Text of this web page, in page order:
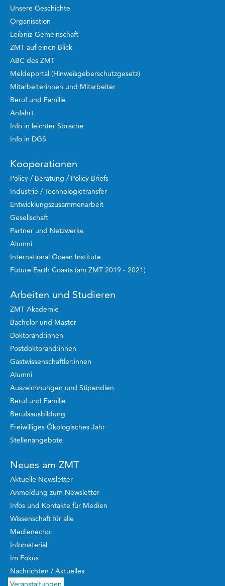
Unsere Geschichte
Organisation
Leibniz-Gemeinschaft
ZMT auf einen Blick
ABC des ZMT
Meldeportal (Hinweisgeberschutzgesetz)
Mitarbeiterinnen und Mitarbeiter
Beruf und Familie
Anfahrt
Info in leichter Sprache
Info in DGS
Kooperationen
Policy / Beratung / Policy Briefs
Industrie / Technologietransfer
Entwicklungszusammenarbeit
Gesellschaft
Partner und Netzwerke
Alumni
International Ocean Institute
Future Earth Coasts (am ZMT 2019 - 2021)
Arbeiten und Studieren
ZMT Akademie
Bachelor und Master
Doktorand:innen
Postdoktorand:innen
Gastwissenschaftler:innen
Alumni
Auszeichnungen und Stipendien
Beruf und Familie
Berufsausbildung
Freiwilliges Ökologisches Jahr
Stellenangebote
Neues am ZMT
Aktuelle Newsletter
Anmeldung zum Newsletter
Infos und Kontakte für Medien
Wissenschaft für alle
Medienecho
Infomaterial
Im Fokus
Nachrichten / Aktuelles
Veranstaltungen